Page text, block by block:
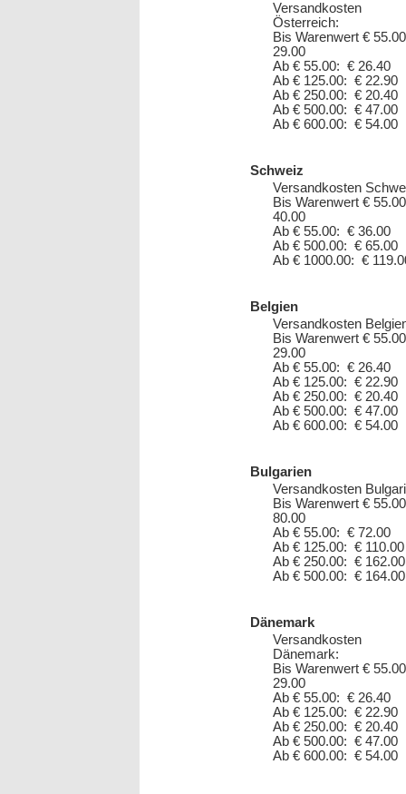
Versandkosten
Österreich:
Bis Warenwert €
29.00
Ab € 55.00: € 26.40
Ab € 125.00: € 22.90
Ab € 250.00: € 20.40
Ab € 500.00: € 47.00
Ab € 600.00: € 54.00
Schweiz
Versandkosten
Bis Warenwert €
40.00
Ab € 55.00: € 36.00
Ab € 500.00: € 65.00
Ab € 1000.00: €
Belgien
Versandkosten
Bis Warenwert €
29.00
Ab € 55.00: € 26.40
Ab € 125.00: € 22.90
Ab € 250.00: € 20.40
Ab € 500.00: € 47.00
Ab € 600.00: € 54.00
Bulgarien
Versandkosten
Bis Warenwert €
80.00
Ab € 55.00: € 72.00
Ab € 125.00: € 110.00
Ab € 250.00: € 162.00
Ab € 500.00: € 164.00
Dänemark
Versandkosten
Dänemark:
Bis Warenwert €
29.00
Ab € 55.00: € 26.40
Ab € 125.00: € 22.90
Ab € 250.00: € 20.40
Ab € 500.00: € 47.00
Ab € 600.00: € 54.00